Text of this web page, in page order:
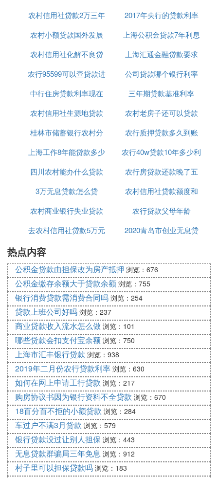
另一种是“13个月免息贷款方式”，此方式的最长时限
贷款手续
个人有效身份证
户籍证明或长期居住证明（居住证明可以提供如水
电、电话账单等）；
个人收入证明，必要时须提供家庭收入或财产证明；
现单位工作证明。
婚姻证明和配偶身份证（未婚不用婚证，但是离异需
书（新车和二手车都可以出具）。
所谓零利率就是消费者购车只需要支付一定的首付
款，余款可以分期付给贷款方而不用支付任何利息。
关于“零利率”与“零首付”等车贷方式，东风雪铁龙公
关部总监陈宏声认为车贷说白了，等同于变相的车市
促销。与国外的情况不同，国内出现的‘零利率’并不
能算能得到实际上的价格优惠，还
车辆的原厂指导价全价的基础上进行。譬如同样买一
款官方指导价为10万元左右的车型，可能市场报价已
低至8.5万元，但是用户必须要按照10万车业务。在
最终还清贷款之后，免息部分的金额便算是购买这款
车型的优惠价。而实际上用户购买这款车的费用已超
过该车的市场实际价值。
消费者在选择办理这种“零利率”或“零首付”车贷方式
的时候要生的各项费用，否则有可能得不偿失。
四、买车免息的话也要经过银行吗？
这个问题是这样的，买车免息的话当然是要经过银行
的。因为，这个业务是4s店和银行联合办理的，虽然
是免息的，但是，这个车贷是银行发放的，不是4s店
提供的贷款。
② 买车可以无息贷款吗
买车是有免息贷款的，但通常客户如果买车的时候想
要申请免息贷款的话，对客户的买车首付要求很高，
客户的买车首付得大数额带给客户的压力会增大，但
客户如果能申请免息贷款，客户后期所需要支付的利
利息率
利率
农村信用社贷款2万三年
还利率多少
2017年央行的贷款利率
农村小额贷款国外发展
趋势
上海公积金贷款7年利息
多少
农村信用社化解不良贷
款的办法
上海汇通金融贷款要求
条件是什么意思
农行95599可以查贷款进
度吗
公司贷款哪个银行利率
低
中行住房贷款利率现在
多少2020年
三年期贷款基准利率
2018最新
农村信用社生源地贷款
毕业确认
农村老房子还可以贷款
吗
桂林市储蓄银行农村分
行贷款
农行质押贷款多久到账
上海工作8年能贷款多少
农行40w贷款10年多少利
息
四川农村能办什么贷款
买房
农行房贷款还款晚了五
天
3万无息贷款怎么贷
农村信用社贷款额度和
利息
农村商业银行失业贷款
利率
农行贷款父母年龄
去农村信用社贷款5万元
一年利息要多少钱
2020青岛市创业无息贷
热点内容
公积金贷款由担保改为房产抵押 浏览：676
公积金缴存余额大于贷款余额 浏览：755
银行消费贷款需消费合同吗 浏览：254
贷款上班公司好吗 浏览：237
商业贷款收入流水怎么做 浏览：101
哪些贷款会扣支付宝余额 浏览：750
上海市汇丰银行贷款 浏览：938
2019年二月份农行贷款利率 浏览：630
如何在网上申请工行贷款 浏览：217
购房协议书因为银行资料不全贷款 浏览：670
18百分百不拒的小额贷款 浏览：284
车过户不满3月贷款 浏览：579
银行贷款没过让别人担保 浏览：443
无息贷款群骗局三年免息 浏览：912
村子里可以担保贷款吗 浏览：183